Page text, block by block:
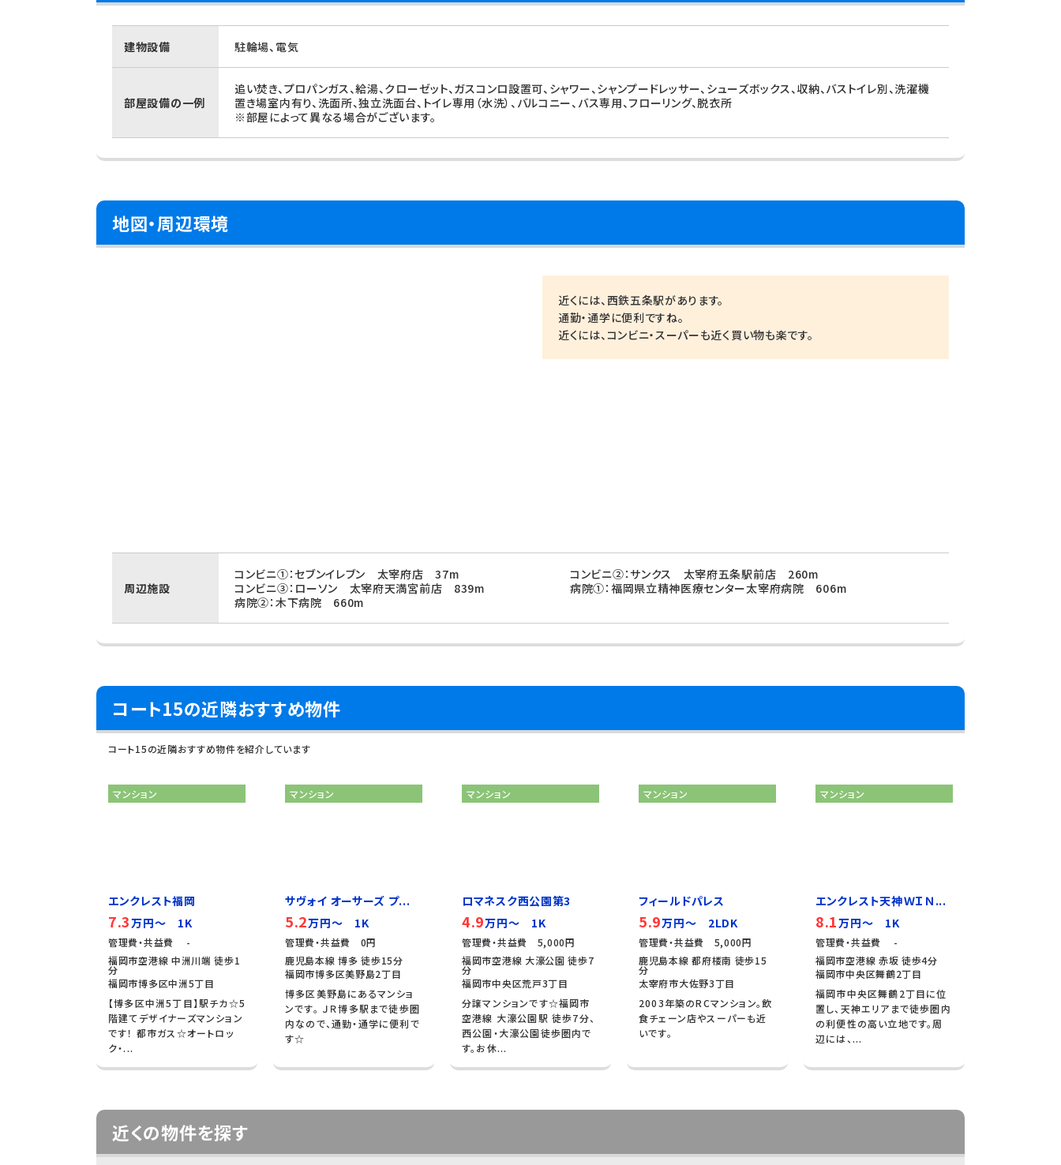
建物設備 駐輪場、電気
部屋設備の一例
追い焚き、プロパンガス、給湯、クローゼット、ガスコンロ設置可、シャワー、シャンプードレッサー、シューズボックス、収納、バストイレ別、洗濯機
置き場室内有り、洗面所、独立洗面台、トイレ専用（水洗）、バルコニー、バス専用、フローリング、脱衣所
※部屋によって異なる場合がございます。
地図・周辺環境
近くには、西鉄五条駅があります。
通勤・通学に便利ですね。
近くには、コンビニ・スーパーも近く買い物も楽です。
周辺施設
コンビニ①：セブンイレブン 太宰府店 37m
コンビニ②：サンクス 太宰府五条駅前店 260m
コンビニ③：ローソン 太宰府天満宮前店 839m
病院①：福岡県立精神医療センター太宰府病院 606m
病院②：木下病院 660m
コート15の近隣おすすめ物件
コート15の近隣おすすめ物件を紹介しています
マンション
エンクレスト福岡
7.3万円～ 1K
管理費・共益費 -
福岡市空港線 中洲川端 徒歩1
分
福岡市博多区中洲5丁目
【博多区中洲5丁目】駅チカ☆5
階建てデザイナーズマンション
です！ 都市ガス☆オートロッ
ク・...
マンション
サヴォイ オーサーズ プ...
5.2万円～ 1K
管理費・共益費 0円
鹿児島本線 博多 徒歩15分
福岡市博多区美野島2丁目
博多区美野島にあるマンショ
ンです。 ＪＲ博多駅まで徒歩圏
内なので、通勤・通学に便利で
す☆
マンション
ロマネスク西公園第3
4.9万円～ 1K
管理費・共益費 5,000円
福岡市空港線 大濠公園 徒歩7
分
福岡市中央区荒戸3丁目
分譲マンションです☆福岡市
空港線 大濠公園駅 徒歩7分、
西公園・大濠公園徒歩圏内で
す。お休...
マンション
フィールドパレス
5.9万円～ 2LDK
管理費・共益費 5,000円
鹿児島本線 都府楼南 徒歩15
分
太宰府市大佐野3丁目
2003年築のRCマンション。飲
食チェーン店やスーパーも近
いです。
マンション
エンクレスト天神ＷＩＮ...
8.1万円～ 1K
管理費・共益費 -
福岡市空港線 赤坂 徒歩4分
福岡市中央区舞鶴2丁目
福岡市中央区舞鶴2丁目に位
置し、天神エリアまで徒歩圏内
の利便性の高い立地です。周
辺には、...
近くの物件を探す